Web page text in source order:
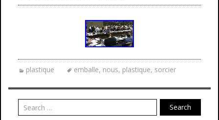
plastique emballe, nous, plastique, sorcier
Search